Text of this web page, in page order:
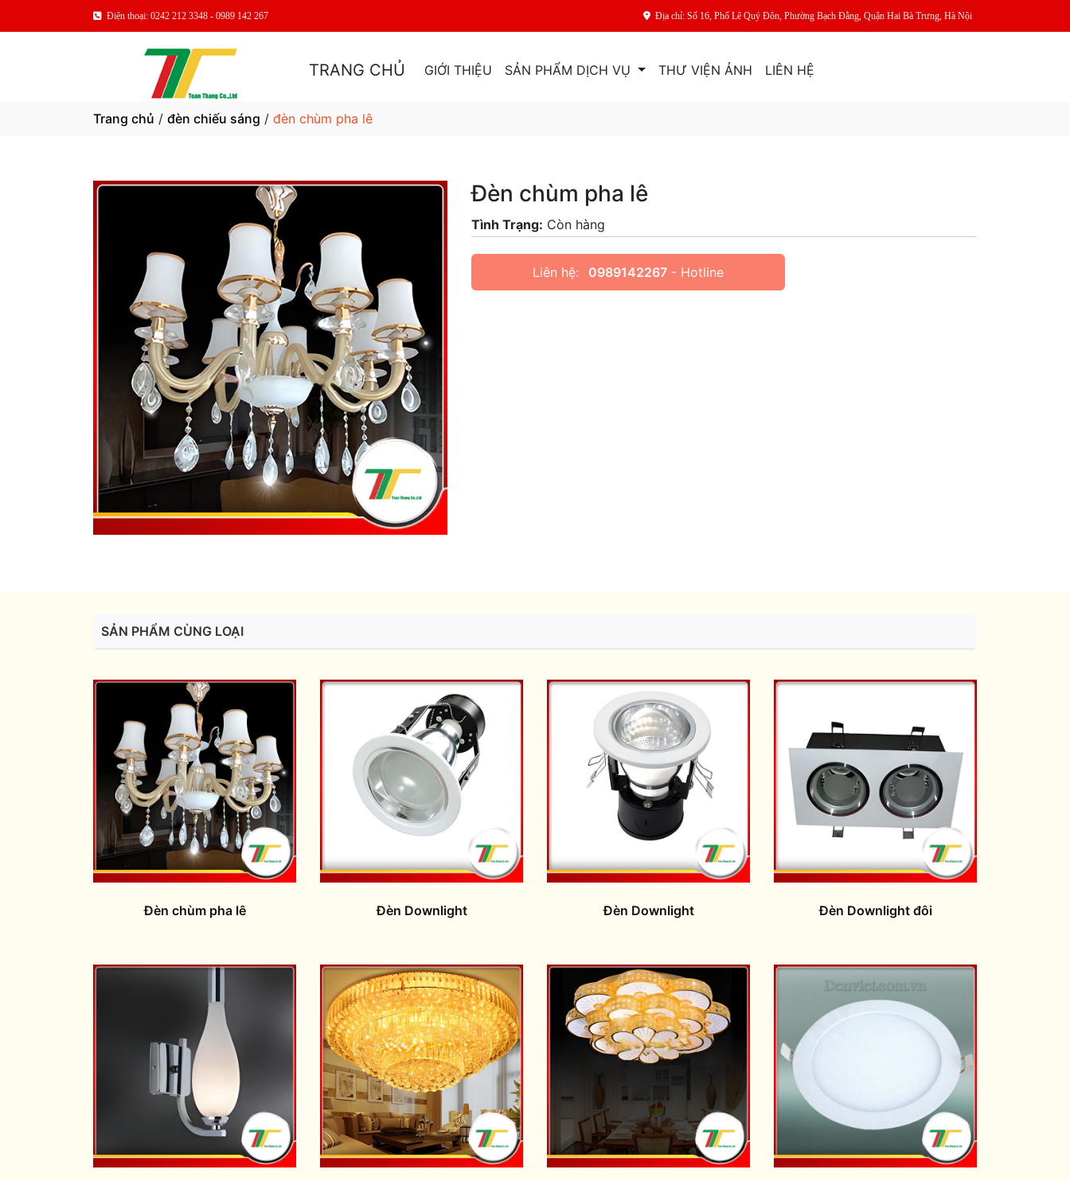
Điện thoại: 0242 212 3348 - 0989 142 267 Địa chỉ: Số 16, Phố Lê Quý Đôn, Phường Bạch Đằng, Quận Hai Bà Trưng, Hà Nội
TRANG CHỦ GIỚI THIỆU SẢN PHẨM DỊCH VỤ THƯ VIỆN ẢNH LIÊN HỆ
Trang chủ / đèn chiếu sáng / đèn chùm pha lê
Đèn chùm pha lê
Tình Trạng: Còn hàng
Liên hệ: 0989142267- Hotline
SẢN PHẨM CÙNG LOẠI
Đèn chùm pha lê Đèn Downlight Đèn Downlight Đèn Downlight đôi